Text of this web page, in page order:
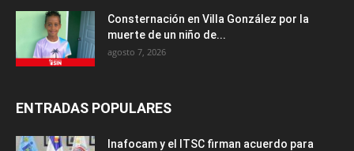
Consternación en Villa González por la
muerte de un niño de...
agosto 7, 2026
ENTRADAS POPULARES
Inafocam y el ITSC firman acuerdo para